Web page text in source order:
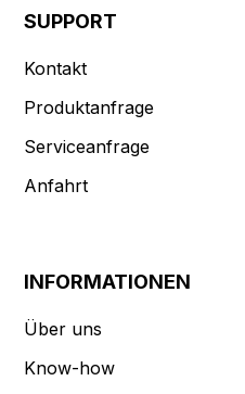
SUPPORT
Kontakt
Produktanfrage
Serviceanfrage
Anfahrt
INFORMATIONEN
Über uns
Know-how